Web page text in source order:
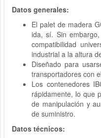
Datos generales:
El palet de madera
ida, sí. Sin
compatibilidad
industrial a la altura
Diseñado para
transportadores con
Los contenedores
rápidamente, lo que
de manipulación y
de suministro.
Datos técnicos: